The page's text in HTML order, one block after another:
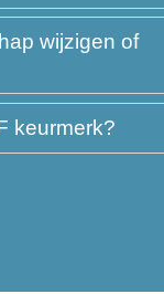
wijzigen of
keurmerk?